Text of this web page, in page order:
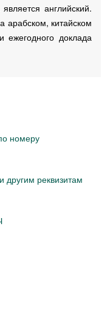
английский.
арабском, китайском
ежегодного доклада
номеру
реквизитам